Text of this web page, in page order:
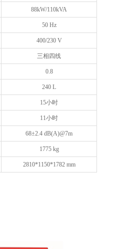
88kW/110kVA
50 Hz
400/230 V
三相四线
0.8
240 L
15小时
11小时
68±2.4 dB(A)@7m
1775 kg
2810*1150*1782 mm